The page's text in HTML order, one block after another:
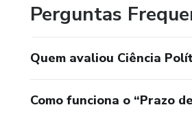
Perguntas
Quem avaliou Ciência
Como funciona o “Prazo